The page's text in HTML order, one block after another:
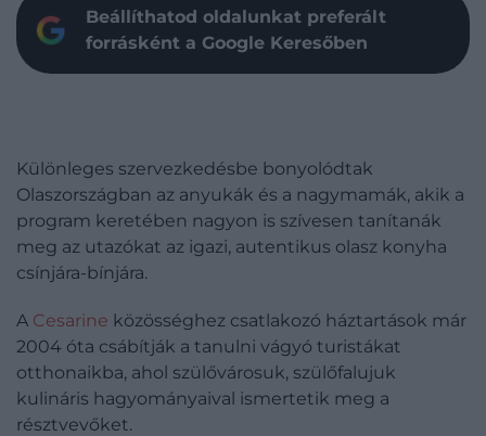
Beállíthatod oldalunkat preferált
forrásként a Google Keresőben
Különleges szervezkedésbe bonyolódtak
Olaszországban az anyukák és a nagymamák, akik a
program keretében nagyon is szívesen tanítanák
meg az utazókat az igazi, autentikus olasz konyha
csínjára-bínjára.
A Cesarine közösséghez csatlakozó háztartások már
2004 óta csábítják a tanulni vágyó turistákat
otthonaikba, ahol szülővárosuk, szülőfalujuk
kulináris hagyományaival ismertetik meg a
résztvevőket.